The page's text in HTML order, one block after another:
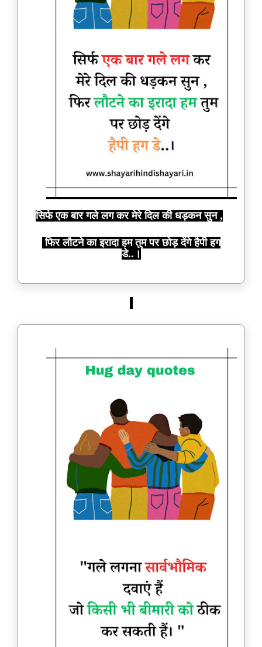
सिर्फ एक बार गले लग कर मेरे दिल की धड़कन सुन ,
फिर लौटने का इरादा हम तुम पर छोड़ देंगे हैपी हग
डे..।